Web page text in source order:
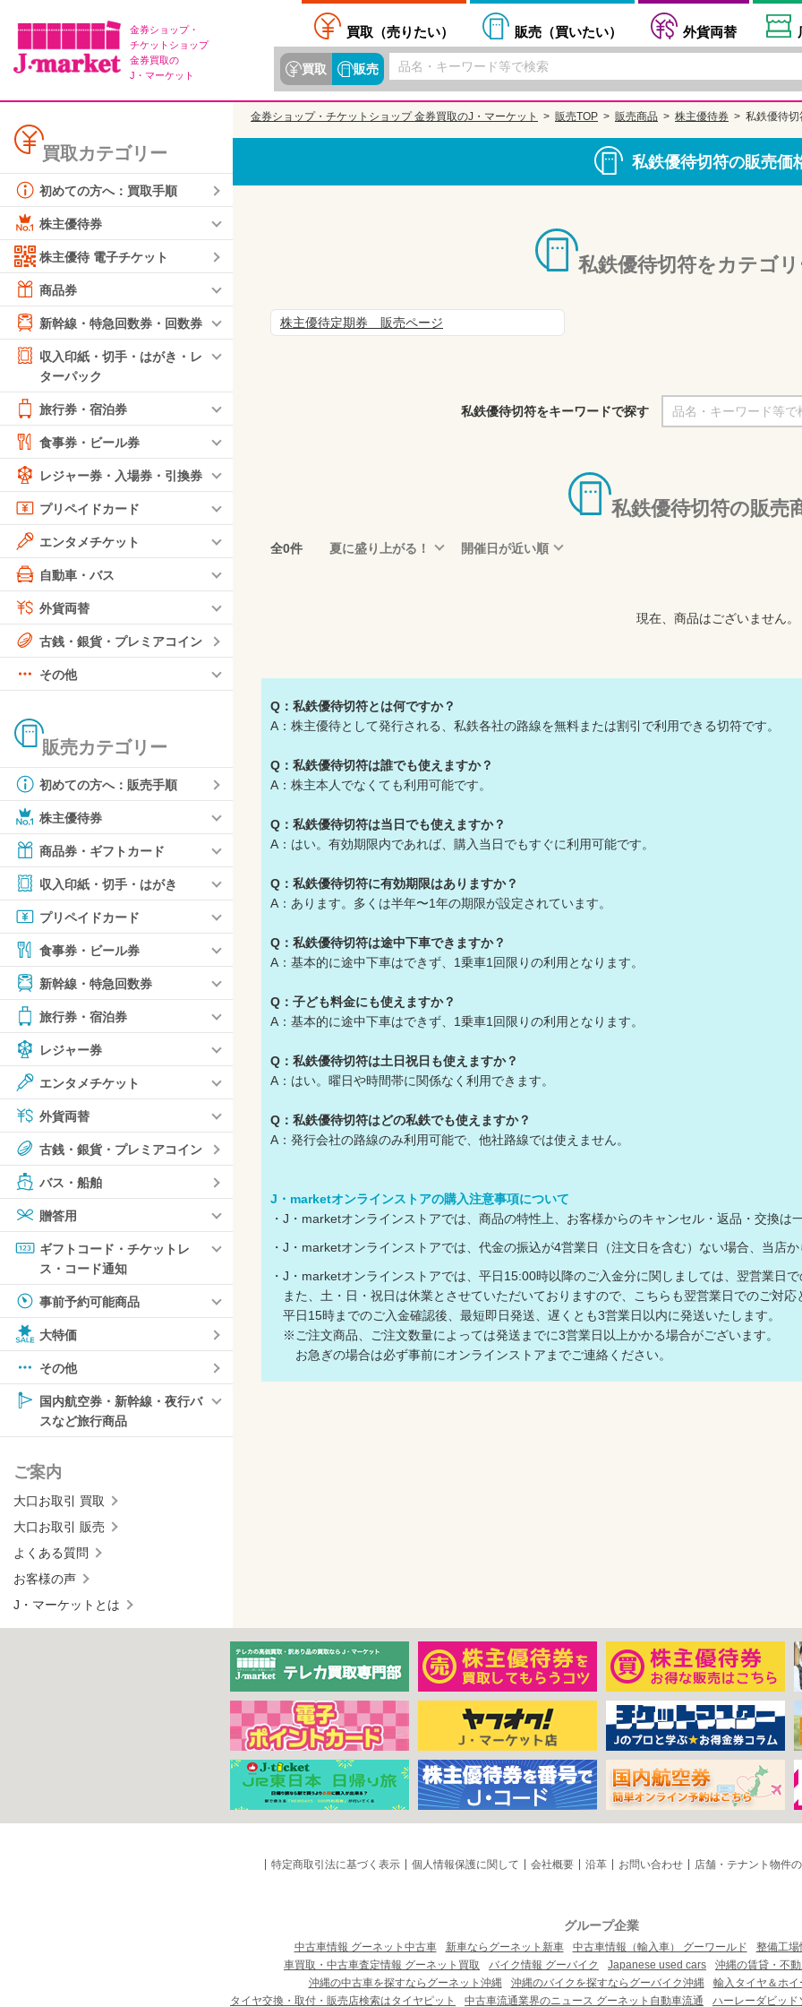
金券ショップ・
チケットショップ
金券買取の
J・マーケット
買取（売りたい） 販売（買いたい） 外貨両替
買取 販売
買取カテゴリー
初めての方へ：買取手順
株主優待券
株主優待 電子チケット
商品券
新幹線・特急回数券・回数券
収入印紙・切手・はがき・レ
ターパック
旅行券・宿泊券
食事券・ビール券
レジャー券・入場券・引換券
プリペイドカード
エンタメチケット
自動車・バス
外貨両替
古銭・銀貨・プレミアコイン
その他
販売カテゴリー
初めての方へ：販売手順
株主優待券
商品券・ギフトカード
収入印紙・切手・はがき
プリペイドカード
食事券・ビール券
新幹線・特急回数券
旅行券・宿泊券
レジャー券
エンタメチケット
外貨両替
古銭・銀貨・プレミアコイン
バス・船舶
贈答用
ギフトコード・チケットレ
ス・コード通知
事前予約可能商品
大特価
その他
国内航空券・新幹線・夜行バ
スなど旅行商品
ご案内
大口お取引 買取
大口お取引 販売
よくある質問
お客様の声
J・マーケットとは
金券ショップ・チケットショップ 金券買取のJ・マーケット 販売TOP 販売商品 株主優待券 私鉄優待切
私鉄優待切符の販売価
私鉄優待切符をカテゴ
株主優待定期券 販売ページ
私鉄優待切符をキーワードで探す
私鉄優待切符の販売
全0件 夏に盛り上がる！ 開催日が近い順
現在、商品はございません。
Q：私鉄優待切符とは何ですか？
A：株主優待として発行される、私鉄各社の路線を無料または割引で利用できる切符です。
Q：私鉄優待切符は誰でも使えますか？
A：株主本人でなくても利用可能です。
Q：私鉄優待切符は当日でも使えますか？
A：はい。有効期限内であれば、購入当日でもすぐに利用可能です。
Q：私鉄優待切符に有効期限はありますか？
A：あります。多くは半年〜1年の期限が設定されています。
Q：私鉄優待切符は途中下車できますか？
A：基本的に途中下車はできず、1乗車1回限りの利用となります。
Q：子ども料金にも使えますか？
A：基本的に途中下車はできず、1乗車1回限りの利用となります。
Q：私鉄優待切符は土日祝日も使えますか？
A：はい。曜日や時間帯に関係なく利用できます。
Q：私鉄優待切符はどの私鉄でも使えますか？
A：発行会社の路線のみ利用可能で、他社路線では使えません。
J・marketオンラインストアの購入注意事項について
・J・marketオンラインストアでは、商品の特性上、お客様からのキャンセル・返品・交換は
・J・marketオンラインストアでは、代金の振込が4営業日（注文日を含む）ない場合、当店
・J・marketオンラインストアでは、平日15:00時以降のご入金分に関しましては、翌営業日
また、土・日・祝日は休業とさせていただいておりますので、こちらも翌営業日でのご対応
平日15時までのご入金確認後、最短即日発送、遅くとも3営業日以内に発送いたします。
※ご注文商品、ご注文数量によっては発送までに3営業日以上かかる場合がございます。
お急ぎの場合は必ず事前にオンラインストアまでご連絡ください。
特定商取引法に基づく表示 個人情報保護に関して 会社概要 沿革 お問い合わせ 店舗・テナント物件
グループ企業
中古車情報 グーネット中古車 新車ならグーネット新車 中古車情報（輸入車） グーワールド
整備工場
車買取・中古車査定情報 グーネット買取
バイク情報 グーバイク Japanese used cars
沖縄の賃貸・不
沖縄の中古車を探すならグーネット沖縄
沖縄のバイクを探すならグーバイク沖縄
輸入タイヤ＆ホ
タイヤ交換・取付・販売店検索はタイヤピット
中古車流通業界のニュース グーネット自動車流通 ハーレーダビッ